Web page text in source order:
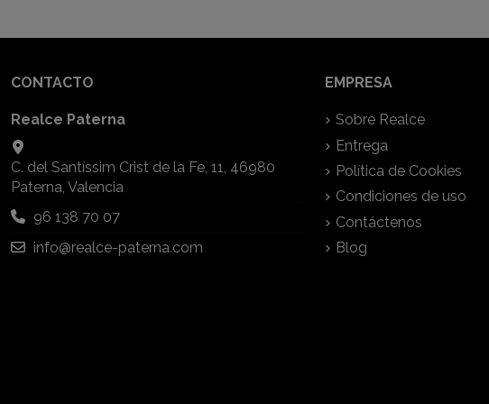
CONTACTO
Realce Paterna
C. del Santíssim Crist de la Fe, 11, 46980
Paterna, Valencia
96 138 70 07
info@realce-paterna.com
EMPRESA
Sobre Realce
Entrega
Política de Cookies
Condiciones de uso
Contáctenos
Blog